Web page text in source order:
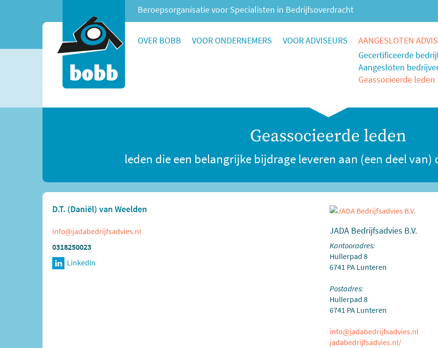
Beroepsorganisatie voor Specialisten in Bedrijfsoverdracht
OVER BOBB VOOR ONDERNEMERS VOOR ADVISEURS AANGESLOTEN
Gecertificeerde
Aangesloten
Geassocieerde leden
Geassocieerde leden
leden die een belangrijke bijdrage leveren aan (een deel
D.T. (Daniël) van Weelden
info@jadabedrijfsadvies.nl
0318250023
JADA Bedrijfsadvies B.V.
Kantooradres:
Hullerpad 8
6741 PA Lunteren
Postadres:
Hullerpad 8
6741 PA Lunteren
info@jadabedrijfsadvies.nl
jadabedrijfsadvies.nl/